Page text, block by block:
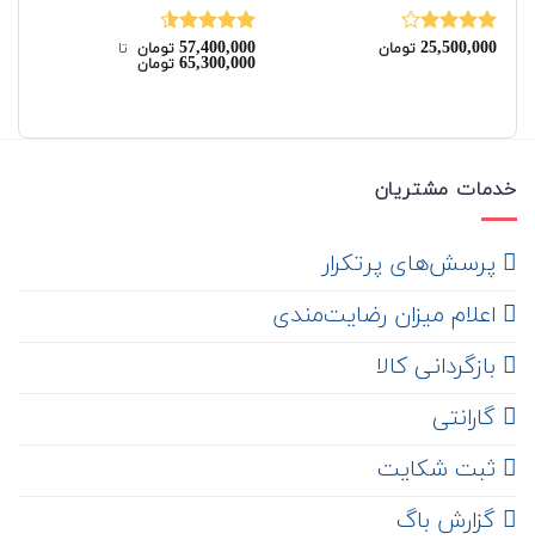
نمره
25,500,000 تومان نمره4.50
از 5
57,400,000 تومان‌ تا ‌
65,300,000 تومان
خدمات مشتریان
‌ پرسش‌های پرتکرار
اعلام میزان رضایت‌مندی
‌ بازگردانی کالا
گارانتی
ثبت شکایت
‌ گزارش باگ